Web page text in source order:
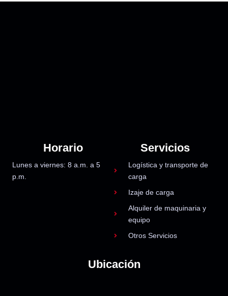
Horario
Lunes a viernes: 8 a.m. a 5
p.m.
Servicios
Logística y transporte de
carga
Izaje de carga
Alquiler de maquinaria y
equipo
Otros Servicios
Ubicación